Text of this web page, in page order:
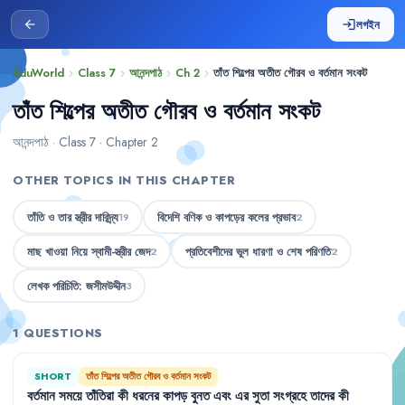
arrow_back loginলগইন
EduWorld chevron_right Class 7 chevron_right আনন্দপাঠchevron_right Ch 2 chevron_rightতাঁত শিল্পের অতীত গৌরব ও বর্তমান সংকট
তাঁত শিল্পের অতীত গৌরব ও বর্তমান সংকট
আনন্দপাঠ · Class 7 · Chapter 2
OTHER TOPICS IN THIS CHAPTER
তাঁতি ও তার স্ত্রীর দারিদ্র্য19 বিদেশি বণিক ও কাপড়ের কলের প্রভাব2
মাছ খাওয়া নিয়ে স্বামী-স্ত্রীর জেদ2 প্রতিবেশীদের ভুল ধারণা ও শেষ পরিণতি2
লেখক পরিচিতি: জসীমউদ্দীন3
1 QUESTIONS
SHORT তাঁত শিল্পের অতীত গৌরব ও বর্তমান সংকট
বর্তমানসময়েতাঁতিরাকীধরনেরকাপড়বুনতএবংএরসুতাসংগ্রহেতাদেরকী